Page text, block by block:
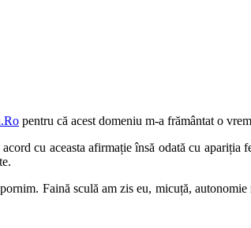
pentru că acest domeniu m-a frământat o
cu aceasta afirmație însă odată cu apariția
Faină sculă am zis eu, micuță, autonomie